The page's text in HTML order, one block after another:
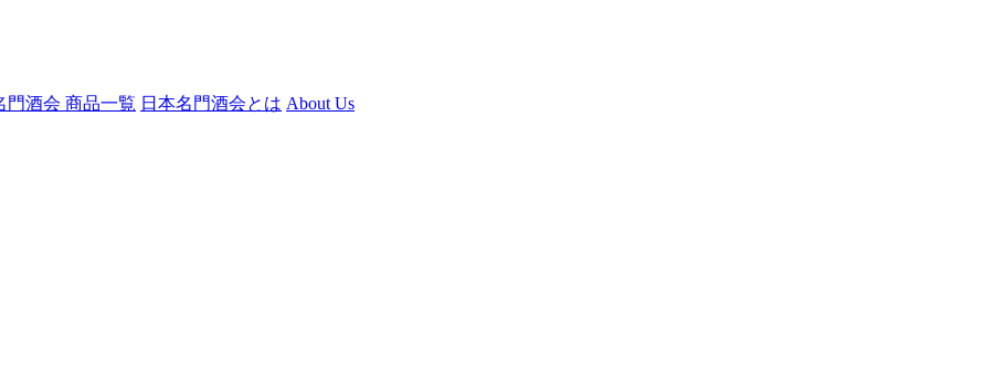
門酒会 商品一覧 日本名門酒会とは About Us